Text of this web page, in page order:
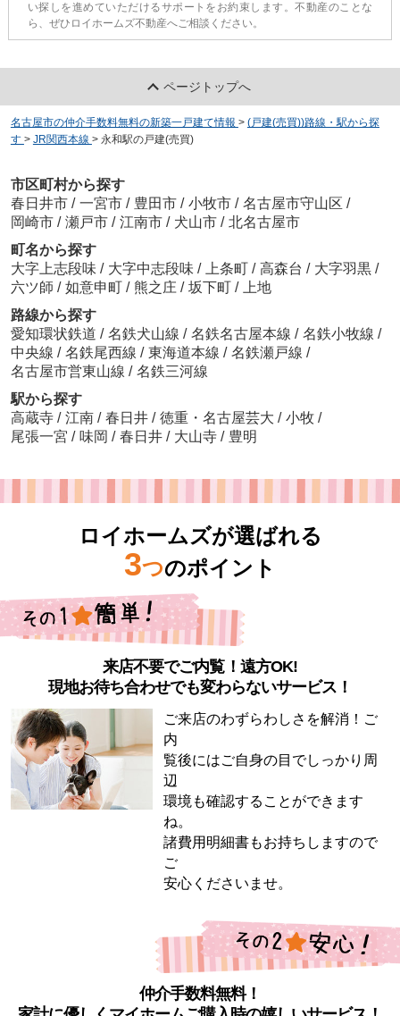
い探しを進めていただけるサポートをお約束します。不動産のことな
ら、ぜひロイホームズ不動産へご相談ください。
ページトップへ
名古屋市の仲介手数料無料の新築一戸建て情報 > (戸建(売買))路線・駅から探
す > JR関西本線 > 永和駅の戸建(売買)
市区町村から探す
春日井市 / 一宮市 / 豊田市 / 小牧市 / 名古屋市守山区 /
岡崎市 / 瀬戸市 / 江南市 / 犬山市 / 北名古屋市
町名から探す
大字上志段味 / 大字中志段味 / 上条町 / 高森台 / 大字羽黒 /
六ツ師 / 如意申町 / 熊之庄 / 坂下町 /
上地
路線から探す
愛知環状鉄道 / 名鉄犬山線 / 名鉄名古屋本線 / 名鉄小牧線 /
中央線 / 名鉄尾西線 / 東海道本線 / 名鉄瀬戸線 /
名古屋市営東山線 / 名鉄三河線
駅から探す
高蔵寺 / 江南 / 春日井 / 徳重・名古屋芸大 / 小牧 /
尾張一宮 / 味岡 / 春日井 / 大山寺 / 豊明
ロイホームズが選ばれる
3つのポイント
来店不要でご内覧！遠方OK!
現地お待ち合わせでも変わらないサービス！
ご来店のわずらわしさを解消！ご
内
覧後にはご自身の目でしっかり周
辺
環境も確認することができます
ね。
諸費用明細書もお持ちしますので
ご
安心くださいませ。
仲介手数料無料！